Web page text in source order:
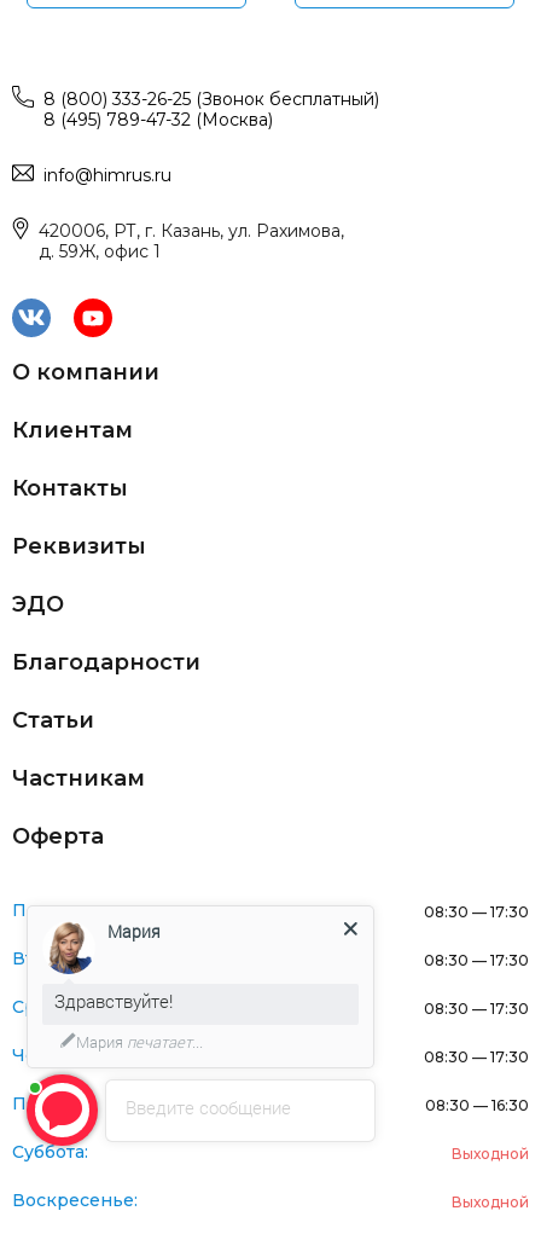
8 (800) 333-26-25 (Звонок бесплатный)
8 (495) 789-47-32 (Москва)
info@himrus.ru
420006, РТ, г. Казань, ул. Рахимова,
д. 59Ж, офис 1
О компании
Клиентам
Контакты
Реквизиты
ЭДО
Благодарности
Статьи
Частникам
Оферта
Понедельник: 08:30 — 17:30
Вторник: 08:30 — 17:30
Среда: 08:30 — 17:30
Четверг: 08:30 — 17:30
Пятница: 08:30 — 16:30
Суббота: Выходной
Воскресенье: Выходной
Введите сообщение
Мария
Здравствуйте!
Мария печатает...